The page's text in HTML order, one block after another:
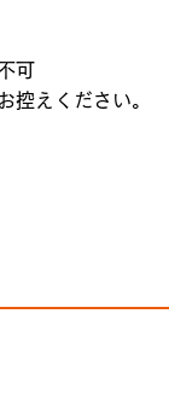
可
控えください。